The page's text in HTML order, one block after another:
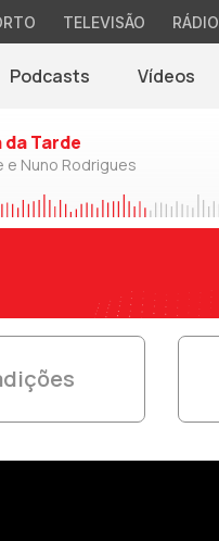
TELEVISÃO RÁDIO
Podcasts Vídeos
Tarde
e Nuno Rodrigues